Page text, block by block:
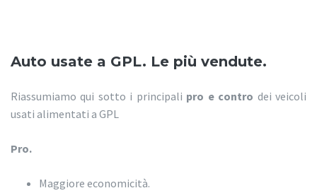
Auto usate a GPL. Le più vendute.
Riassumiamo qui sotto i principali pro e contro dei veicoli
usati alimentati a GPL
Pro.
Maggiore economicità.